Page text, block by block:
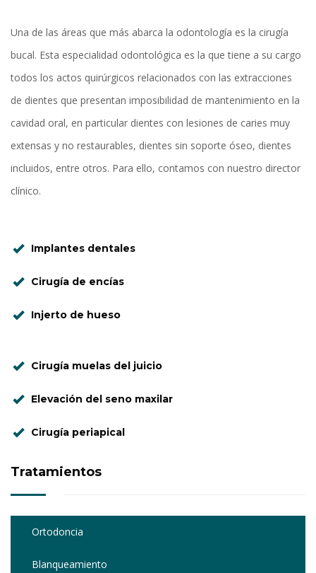
Una de las áreas que más abarca la odontología es la cirugía
bucal. Esta especialidad odontológica es la que tiene a su cargo
todos los actos quirúrgicos relacionados con las extracciones
de dientes que presentan imposibilidad de mantenimiento en la
cavidad oral, en particular dientes con lesiones de caries muy
extensas y no restaurables, dientes sin soporte óseo, dientes
incluidos, entre otros. Para ello, contamos con nuestro director
clínico.
Implantes dentales
Cirugía de encías
Injerto de hueso
Cirugía muelas del juicio
Elevación del seno maxilar
Cirugía periapical
Tratamientos
Ortodoncia
Blanqueamiento